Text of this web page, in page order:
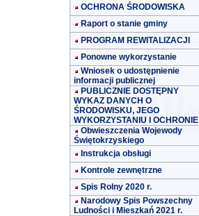
OCHRONA ŚRODOWISKA
Raport o stanie gminy
PROGRAM REWITALIZACJI
Ponowne wykorzystanie
Wniosek o udostępnienie
informacji publicznej
PUBLICZNIE DOSTĘPNY
WYKAZ DANYCH O
ŚRODOWISKU, JEGO
WYKORZYSTANIU I OCHRONIE
Obwieszczenia Wojewody
Świętokrzyskiego
Instrukcja obsługi
Kontrole zewnętrzne
Spis Rolny 2020 r.
Narodowy Spis Powszechny
Ludności i Mieszkań 2021 r.